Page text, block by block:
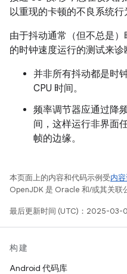
以重现的卡顿的不良系统行
由于抖动通常（但不总是
的时钟速度运行的测试来诊
并非所有抖动都是时
CPU 时间。
频率调节器应通过降
间，这样运行非界面
帧的边缘。
本页面上的内容和代码示例受内
OpenJDK 是 Oracle 和/或其关联
最后更新时间 (UTC)：2025-03-
构建
Android 代码库